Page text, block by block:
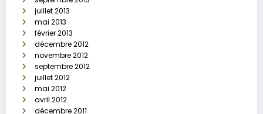
juillet 2013
mai 2013
février 2013
décembre 2012
novembre 2012
septembre 2012
juillet 2012
mai 2012
avril 2012
décembre 2011